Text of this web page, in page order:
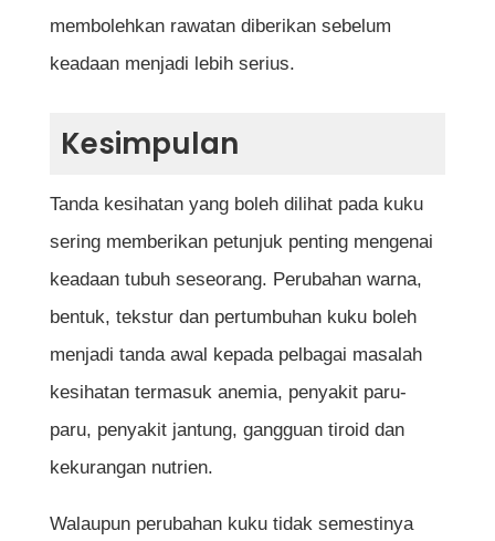
membolehkan rawatan diberikan sebelum
keadaan menjadi lebih serius.
Kesimpulan
Tanda kesihatan yang boleh dilihat pada kuku
sering memberikan petunjuk penting mengenai
keadaan tubuh seseorang. Perubahan warna,
bentuk, tekstur dan pertumbuhan kuku boleh
menjadi tanda awal kepada pelbagai masalah
kesihatan termasuk anemia, penyakit paru-
paru, penyakit jantung, gangguan tiroid dan
kekurangan nutrien.
Walaupun perubahan kuku tidak semestinya